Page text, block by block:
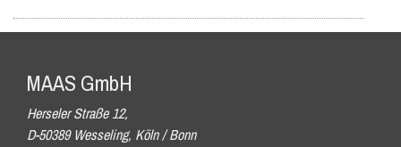
MAAS GmbH
Herseler Straße 12,
D-50389 Wesseling, Köln / Bonn